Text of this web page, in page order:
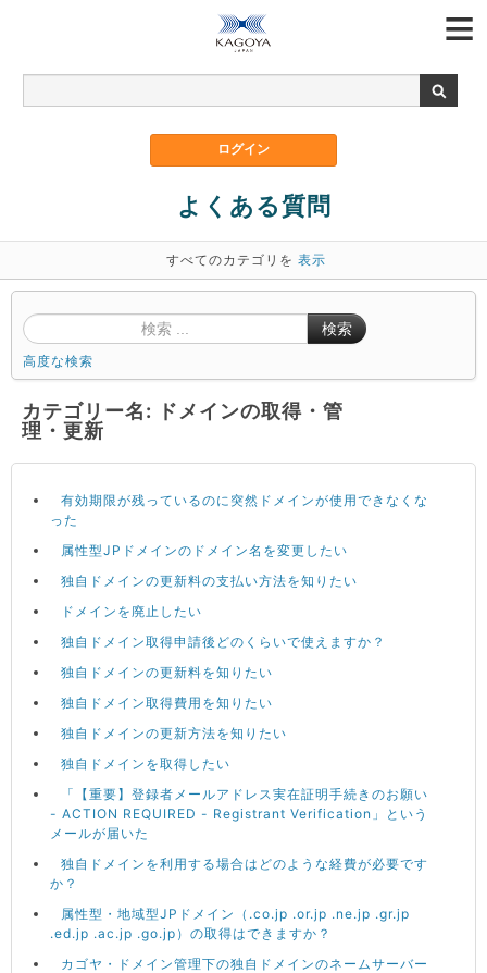
よくある質問
すべてのカテゴリを 表示
検索
高度な検索
カテゴリー名: ドメインの取得・管
理・更新
有効期限が残っているのに突然ドメインが使用できなくな
った
属性型JPドメインのドメイン名を変更したい
独自ドメインの更新料の支払い方法を知りたい
ドメインを廃止したい
独自ドメイン取得申請後どのくらいで使えますか？
独自ドメインの更新料を知りたい
独自ドメイン取得費用を知りたい
独自ドメインの更新方法を知りたい
独自ドメインを取得したい
「【重要】登録者メールアドレス実在証明手続きのお願い
- ACTION REQUIRED - Registrant Verification」という
メールが届いた
独自ドメインを利用する場合はどのような経費が必要です
か？
属性型・地域型JPドメイン（.co.jp .or.jp .ne.jp .gr.jp
.ed.jp .ac.jp .go.jp）の取得はできますか？
カゴヤ・ドメイン管理下の独自ドメインのネームサーバー